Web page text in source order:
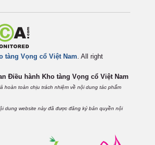
tàng Vọng cổ Việt Nam. All right
Điều hành Kho tàng Vọng cổ Việt Nam
hoàn toàn chịu trách nhiệm về nội dung tác phẩm
dung website này đã được đăng ký bản quyền nội